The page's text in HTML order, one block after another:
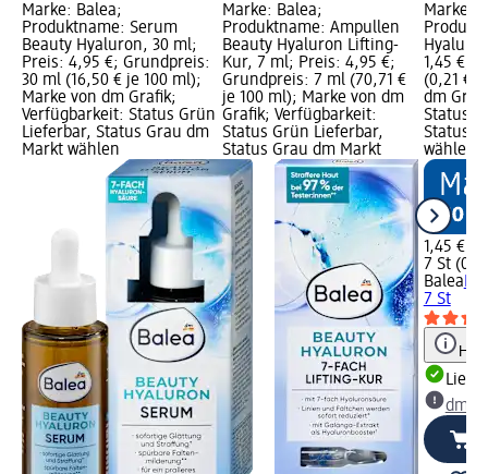
Marke: Balea;
Produktname: Serum
Beauty Hyaluron, 30 ml;
Preis: 4,95 €; Grundpreis:
30 ml (16,50 € je 100 ml);
Marke von dm Grafik;
Verfügbarkeit: Status Grün
Lieferbar, Status Grau dm
Markt wählen
Marke: Balea;
Produktname: Ampullen
Beauty Hyaluron Lifting-
Kur, 7 ml; Preis: 4,95 €;
Grundpreis: 7 ml (70,71 €
je 100 ml); Marke von dm
Grafik; Verfügbarkeit:
Status Grün Lieferbar,
Status Grau dm Markt
Marke:
1,45 €;
(0,21 €
dm
Status
Status
wählen
1,45 €
7 St
Balea
7 St
dm